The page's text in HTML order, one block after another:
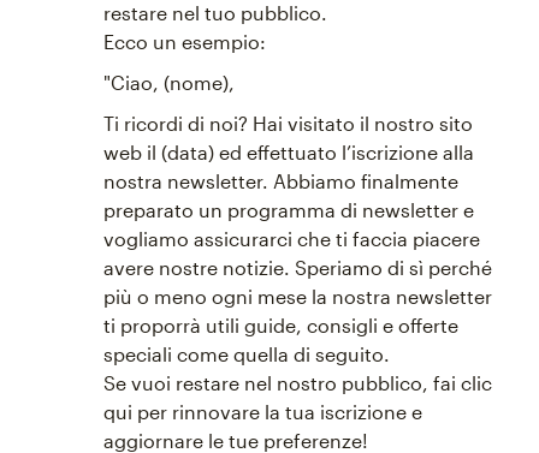
restare nel tuo pubblico.
Ecco un esempio:
"Ciao, (nome),
Ti ricordi di noi? Hai visitato il nostro sito
web il (data) ed effettuato l’iscrizione alla
nostra newsletter. Abbiamo finalmente
preparato un programma di newsletter e
vogliamo assicurarci che ti faccia piacere
avere nostre notizie. Speriamo di sì perché
più o meno ogni mese la nostra newsletter
ti proporrà utili guide, consigli e offerte
speciali come quella di seguito.
Se vuoi restare nel nostro pubblico, fai clic
qui per rinnovare la tua iscrizione e
aggiornare le tue preferenze!